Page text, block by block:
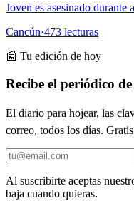
Joven es asesinado durante
Cancún·473 lecturas
📰 Tu edición de hoy
Recibe el periódico
El diario para hojear, las
correo, todos los días.
Al suscribirte aceptas
baja cuando quieras.